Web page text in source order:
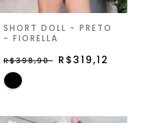
SHORT DOLL - PRETO
- FIORELLA
R$398,90 R$319,12